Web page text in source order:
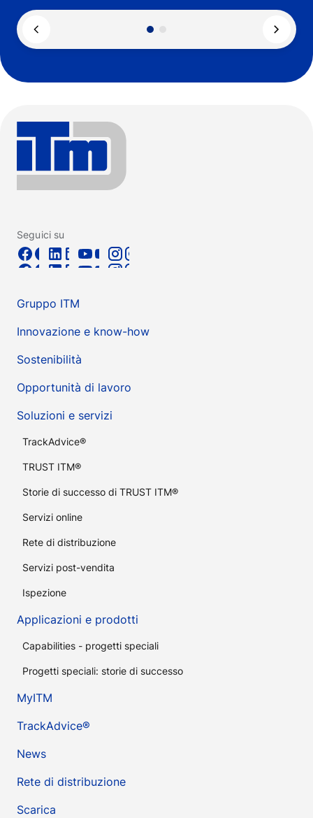
Seguici su
Gruppo ITM
Innovazione e know-how
Sostenibilità
Opportunità di lavoro
Soluzioni e servizi
TrackAdvice®
TRUST ITM®
Storie di successo di TRUST ITM®
Servizi online
Rete di distribuzione
Servizi post-vendita
Ispezione
Applicazioni e prodotti
Capabilities - progetti speciali
Progetti speciali: storie di successo
MyITM
TrackAdvice®
News
Rete di distribuzione
Scarica